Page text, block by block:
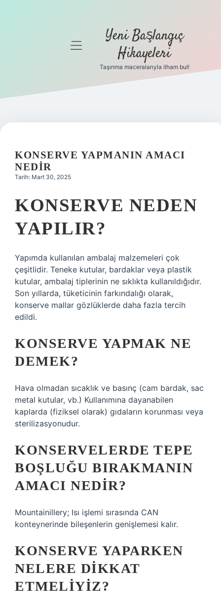
Gizlilik
Hakkımızda
menüyü
Yeni Başlangıç
Hikayeleri
Taşınma maceralarıyla ilham bul!
KONSERVE YAPMANIN AMACI
NEDIR
Tarih: Mart 30, 2025
KONSERVE NEDEN
YAPILIR?
Yapımda kullanılan ambalaj malzemeleri çok
çeşitlidir. Teneke kutular, bardaklar veya plastik
kutular, ambalaj tiplerinin ne sıklıkta kullanıldığıdır.
Son yıllarda, tüketicinin farkındalığı olarak,
konserve mallar gözlüklerde daha fazla tercih
edildi.
KONSERVE YAPMAK NE
DEMEK?
Hava olmadan sıcaklık ve basınç (cam bardak, sac
metal kutular, vb.) Kullanımına dayanabilen
kaplarda (fiziksel olarak) gıdaların korunması veya
sterilizasyonudur.
KONSERVELERDE TEPE
BOŞLUĞU BIRAKMANIN
AMACI NEDIR?
Mountainillery; Isı işlemi sırasında CAN
konteynerinde bileşenlerin genişlemesi kalır.
KONSERVE YAPARKEN
NELERE DIKKAT
ETMELIYIZ?